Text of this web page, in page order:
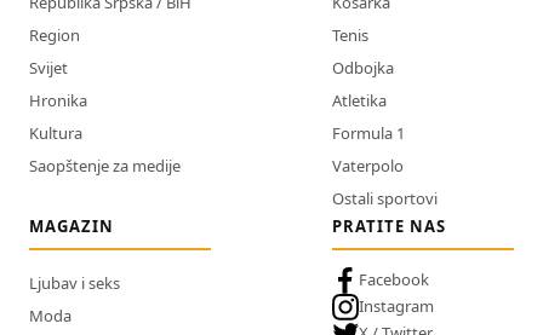
Region
Svijet
Hronika
Kultura
Saopštenje za medije
Tenis
Odbojka
Atletika
Formula 1
Vaterpolo
Ostali sportovi
MAGAZIN
Ljubav i seks
Moda
PRATITE NAS
Facebook
Instagram